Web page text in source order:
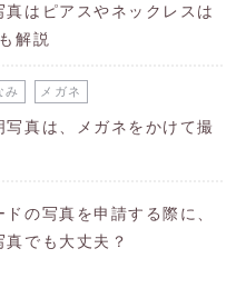
はピアスやネックレスは
解説
み メガネ
真は、メガネをかけて撮
の写真を申請する際に、
真でも大丈夫？